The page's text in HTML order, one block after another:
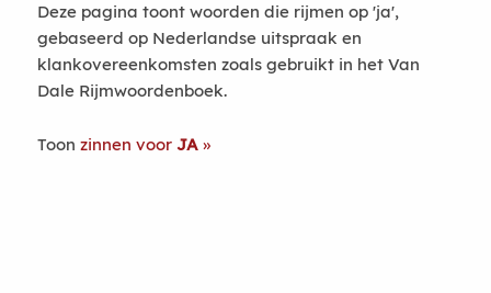
Deze pagina toont woorden die rijmen op 'ja',
gebaseerd op Nederlandse uitspraak en
klankovereenkomsten zoals gebruikt in het Van
Dale Rijmwoordenboek.
Toon zinnen voor JA